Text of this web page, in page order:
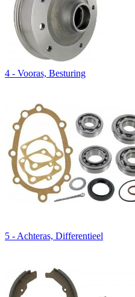
4 - Vooras, Besturing
5 - Achteras, Differentieel